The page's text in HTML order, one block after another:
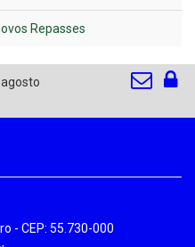
Repasses
- CEP: 55.730-000